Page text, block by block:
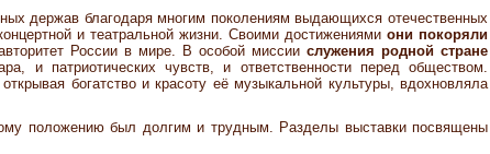
держав благодаря многим поколениям выдающихся отечественных
и театральной жизни. Своими достижениями они покоряли
России в мире. В особой миссии служения родной стране
и патриотических чувств, и ответственности перед обществом.
богатство и красоту её музыкальной культуры, вдохновляла
положению был долгим и трудным. Разделы выставки посвящены